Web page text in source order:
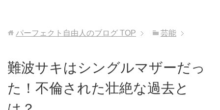
パーフェクト自由人のブログ TOP 芸能
難波サキはシングルマザーだっ
た！不倫された壮絶な過去と